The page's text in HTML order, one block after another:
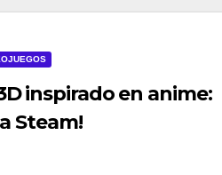
inspirado en anime:
Steam!